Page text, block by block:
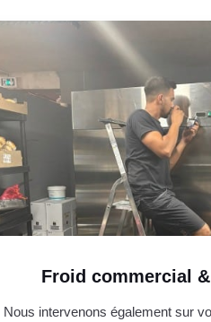
Froid commercial &
Nous intervenons également sur